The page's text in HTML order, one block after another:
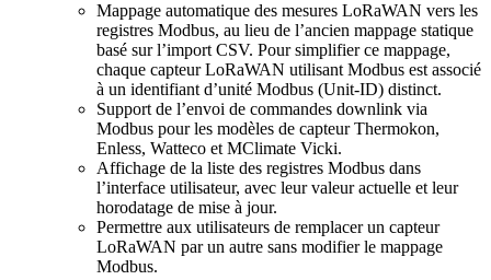
Mappage automatique des mesures LoRaWAN vers les
registres Modbus, au lieu de l’ancien mappage statique
basé sur l’import CSV. Pour simplifier ce mappage,
chaque capteur LoRaWAN utilisant Modbus est associé
à un identifiant d’unité Modbus (Unit‑ID) distinct.
Support de l’envoi de commandes downlink via
Modbus pour les modèles de capteur Thermokon,
Enless, Watteco et MClimate Vicki.
Affichage de la liste des registres Modbus dans
l’interface utilisateur, avec leur valeur actuelle et leur
horodatage de mise à jour.
Permettre aux utilisateurs de remplacer un capteur
LoRaWAN par un autre sans modifier le mappage
Modbus.